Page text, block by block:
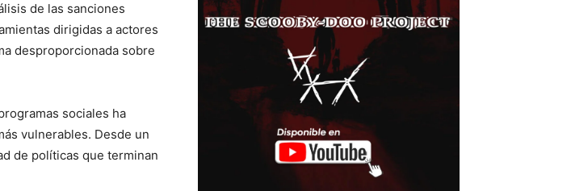
de las sanciones
dirigidas a actores
desproporcionada sobre
sociales ha
vulnerables. Desde un
de políticas que terminan